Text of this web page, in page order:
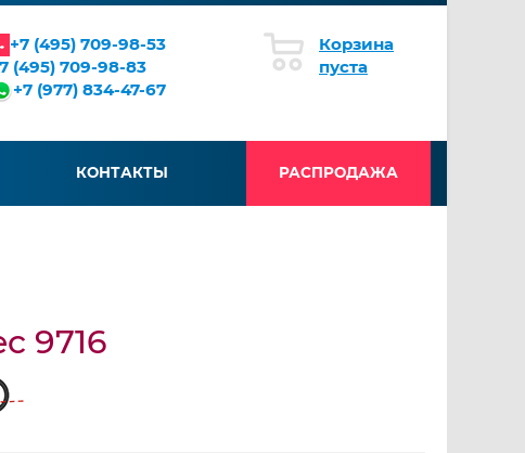
+7 (495) 709-98-53
(495) 709-98-83
+7 (977) 834-47-67
Корзина
пуста
КОНТАКТЫ РАСПРОДАЖА
9716